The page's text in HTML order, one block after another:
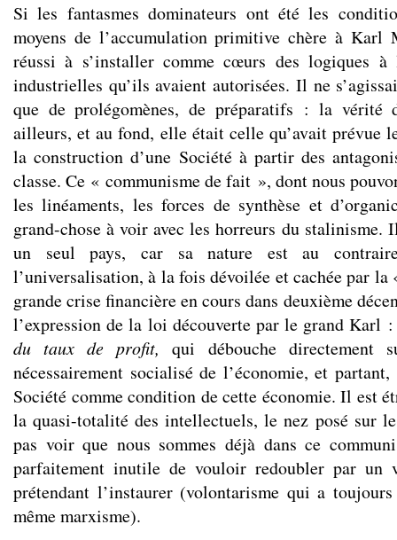
Si les fantasmes dominateurs ont été les
moyens de l’accumulation primitive chère à Karl
réussi à s’installer comme cœurs des logiques
industrielles qu’ils avaient autorisées. Il ne
que de prolégomènes, de préparatifs : la
ailleurs, et au fond, elle était celle qu’avait prévue
la construction d’une Société à partir des
classe. Ce « communisme de fait », dont nous
les linéaments, les forces de synthèse et
grand-chose à voir avec les horreurs du stalinisme.
un seul pays, car sa nature est au
l’universalisation, à la fois dévoilée et cachée par
grande crise financière en cours dans deuxième
l’expression de la loi découverte par le grand Karl
du taux de profit,
qui débouche directement
nécessairement socialisé de l’économie, et
Société comme condition de cette économie. Il est
la quasi-totalité des intellectuels, le nez posé sur
pas voir que nous sommes déjà dans ce
parfaitement inutile de vouloir redoubler par un
prétendant l’instaurer (volontarisme qui a
même marxisme).